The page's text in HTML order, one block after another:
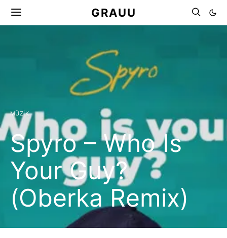
GRAUU
MÜZIK
Spyro – Who Is
Your Guy?
(Oberka Remix)